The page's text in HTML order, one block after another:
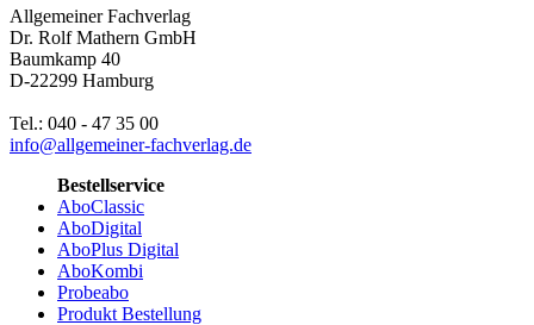
Allgemeiner Fachverlag
Dr. Rolf Mathern GmbH
Baumkamp 40
D-22299 Hamburg
Tel.: 040 - 47 35 00
info@allgemeiner-fachverlag.de
Bestellservice
AboClassic
AboDigital
AboPlus Digital
AboKombi
Probeabo
Produkt Bestellung